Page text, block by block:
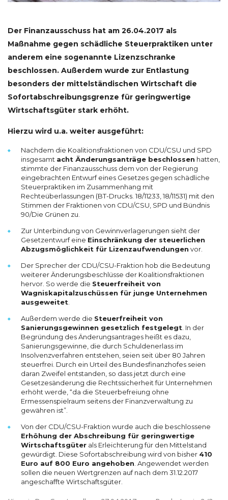
Der Finanzausschuss hat am 26.04.2017 als
Maßnahme gegen schädliche Steuerpraktiken unter
anderem eine sogenannte Lizenzschranke
beschlossen. Außerdem wurde zur Entlastung
besonders der mittelständischen Wirtschaft die
Sofortabschreibungsgrenze für geringwertige
Wirtschaftsgüter stark erhöht.
Hierzu wird u.a. weiter ausgeführt:
Nachdem die Koalitionsfraktionen von CDU/CSU und SPD
insgesamt acht Änderungsanträge beschlossen hatten,
stimmte der Finanzausschuss dem von der Regierung
eingebrachten Entwurf eines Gesetzes gegen schädliche
Steuerpraktiken im Zusammenhang mit
Rechteüberlassungen (BT-Drucks. 18/11233, 18/11531) mit den
Stimmen der Fraktionen von CDU/CSU, SPD und Bündnis
90/Die Grünen zu.
Zur Unterbindung von Gewinnverlagerungen sieht der
Gesetzentwurf eine Einschränkung der steuerlichen
Abzugsmöglichkeit für Lizenzaufwendungen vor.
Der Sprecher der CDU/CSU-Fraktion hob die Bedeutung
weiterer Änderungsbeschlüsse der Koalitionsfraktionen
hervor. So werde die Steuerfreiheit von
Wagniskapitalzuschüssen für junge Unternehmen
ausgeweitet
Außerdem werde die Steuerfreiheit von
Sanierungsgewinnen gesetzlich festgelegt . In der
Begründung des Änderungsantrages heißt es dazu,
Sanierungsgewinne, die durch Schuldenerlass im
Insolvenzverfahren entstehen, seien seit über 80 Jahren
steuerfrei. Durch ein Urteil des Bundesfinanzhofes seien
daran Zweifel entstanden, so dass jetzt durch eine
Gesetzesänderung die Rechtssicherheit für Unternehmen
erhöht werde, “da die Steuerbefreiung ohne
Ermessenspielraum seitens der Finanzverwaltung zu
gewähren ist”.
Von der CDU/CSU-Fraktion wurde auch die beschlossene
Erhöhung der Abschreibung für geringwertige
Wirtschaftsgüter als Erleichterung für den Mittelstand
gewürdigt. Diese Sofortabschreibung wird von bisher 410
Euro auf 800 Euro angehoben . Angewendet werden
sollen die neuen Wertgrenzen auf nach dem 31.12.2017
angeschaffte Wirtschaftsgüter.